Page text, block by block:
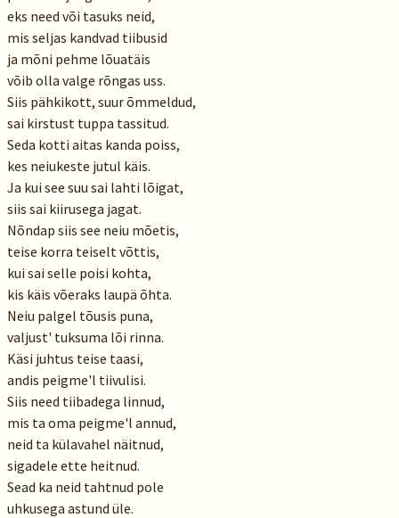
eks need või tasuks neid,
mis seljas kandvad tiibusid
ja mõni pehme lõuatäis
võib olla valge rõngas uss.
Siis pähkikott, suur õmmeldud,
sai kirstust tuppa tassitud.
Seda kotti aitas kanda poiss,
kes neiukeste jutul käis.
Ja kui see suu sai lahti lõigat,
siis sai kiirusega jagat.
Nõndap siis see neiu mõetis,
teise korra teiselt võttis,
kui sai selle poisi kohta,
kis käis võeraks laupä õhta.
Neiu palgel tõusis puna,
valjust' tuksuma lõi rinna.
Käsi juhtus teise taasi,
andis peigme'l tiivulisi.
Siis need tiibadega linnud,
mis ta oma peigme'l annud,
neid ta külavahel näitnud,
sigadele ette heitnud.
Sead ka neid tahtnud pole
uhkusega astund üle.